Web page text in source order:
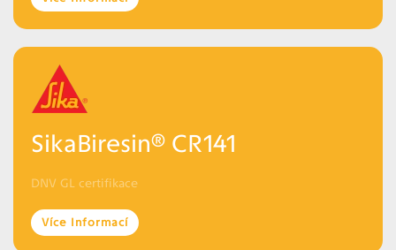
SikaBiresin® CR141
DNV GL certifikace
Více Informací